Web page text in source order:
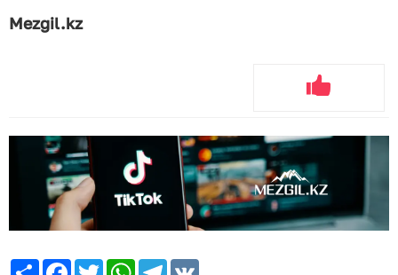
Mezgil.kz
Share Facebook
TwitterWhatsApp
Telegram